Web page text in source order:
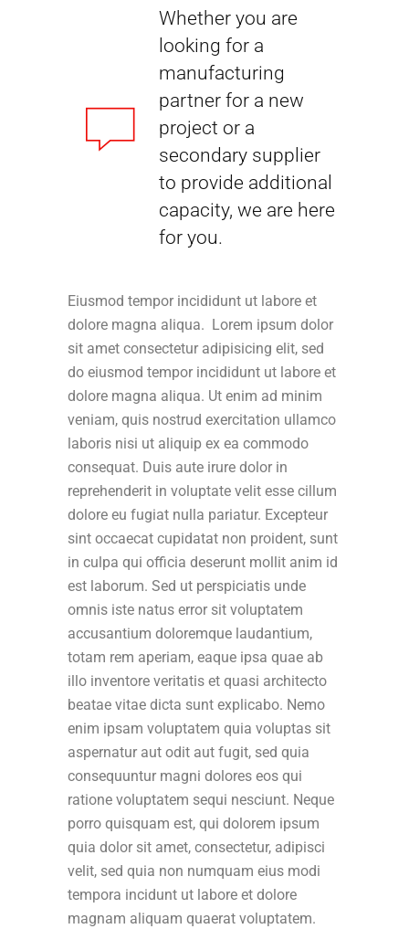
Whether you are
looking for a
manufacturing
partner for a new
project or a
secondary supplier
to provide additional
capacity, we are here
for you.
Eiusmod tempor incididunt ut labore et
dolore magna aliqua. Lorem ipsum dolor
sit amet consectetur adipisicing elit, sed
do eiusmod tempor incididunt ut labore et
dolore magna aliqua. Ut enim ad minim
veniam, quis nostrud exercitation ullamco
laboris nisi ut aliquip ex ea commodo
consequat. Duis aute irure dolor in
reprehenderit in voluptate velit esse cillum
dolore eu fugiat nulla pariatur. Excepteur
sint occaecat cupidatat non proident, sunt
in culpa qui officia deserunt mollit anim id
est laborum. Sed ut perspiciatis unde
omnis iste natus error sit voluptatem
accusantium doloremque laudantium,
totam rem aperiam, eaque ipsa quae ab
illo inventore veritatis et quasi architecto
beatae vitae dicta sunt explicabo. Nemo
enim ipsam voluptatem quia voluptas sit
aspernatur aut odit aut fugit, sed quia
consequuntur magni dolores eos qui
ratione voluptatem sequi nesciunt. Neque
porro quisquam est, qui dolorem ipsum
quia dolor sit amet, consectetur, adipisci
velit, sed quia non numquam eius modi
tempora incidunt ut labore et dolore
magnam aliquam quaerat voluptatem.